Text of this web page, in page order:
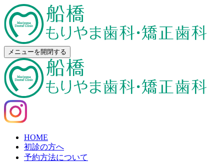
メニューを開閉する
HOME
初診の方へ
予約方法について